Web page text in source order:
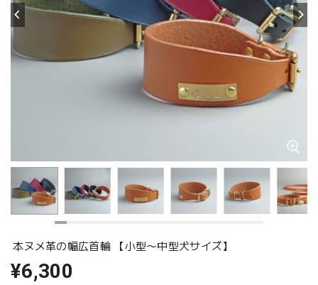
本ヌメ革の幅広首輪 【小型〜中型犬サイズ】
¥6,300